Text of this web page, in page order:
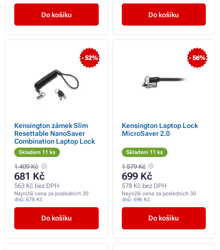
Do košíku Do košíku
- 52%
Kensington zámek Slim
Resettable NanoSaver
Combination Laptop Lock
Skladem 11 ks
1 409 Kč
681 Kč
563 Kč bez DPH
Nejnižší cena za posledních 30
dnů: 678 Kč
Do košíku
- 56%
Kensington Laptop Lock
MicroSaver 2.0
Skladem 11 ks
1 579 Kč
699 Kč
578 Kč bez DPH
Nejnižší cena za posledních 30
dnů: 696 Kč
Do košíku